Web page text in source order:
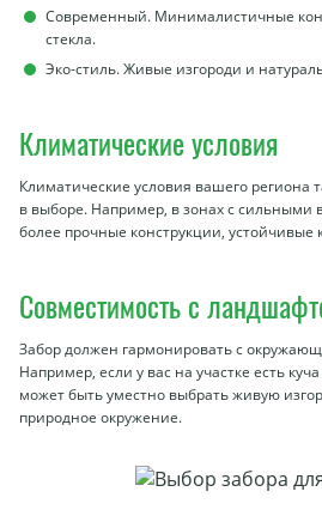
Современный. Минималистичные
стекла.
Эко-стиль. Живые изгороди и
Климатические условия
Климатические условия вашего региона
в выборе. Например, в зонах с сильными
более прочные конструкции,
Совместимость с
Забор должен гармонировать с
Например, если у вас на участке есть
может быть уместно выбрать живую
природное окружение.